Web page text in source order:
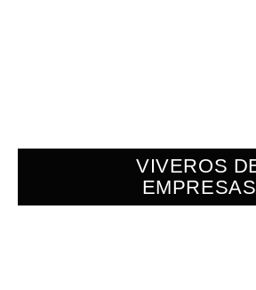
VIVEROS
EMPRESAS